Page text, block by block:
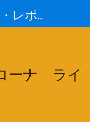
フェローサイクル・レポート
ーナ ライ